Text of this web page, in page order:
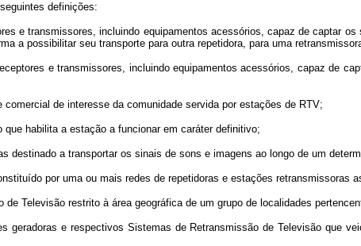
definições:
transmissores, incluindo equipamentos acessórios, capaz de captar os
a possibilitar seu transporte para outra repetidora, para uma
e transmissores, incluindo equipamentos acessórios, capaz de
de interesse da comunidade servida por estações de RTV;
habilita a estação a funcionar em caráter definitivo;
a transportar os sinais de sons e imagens ao longo de um
por uma ou mais redes de repetidoras e estações retransmissoras
restrito à área geográfica de um grupo de localidades
e respectivos Sistemas de Retransmissão de Televisão que